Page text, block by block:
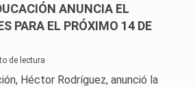
ANUNCIA EL
PARA EL PRÓXIMO 14 DE
de lectura
Héctor Rodríguez, anunció la